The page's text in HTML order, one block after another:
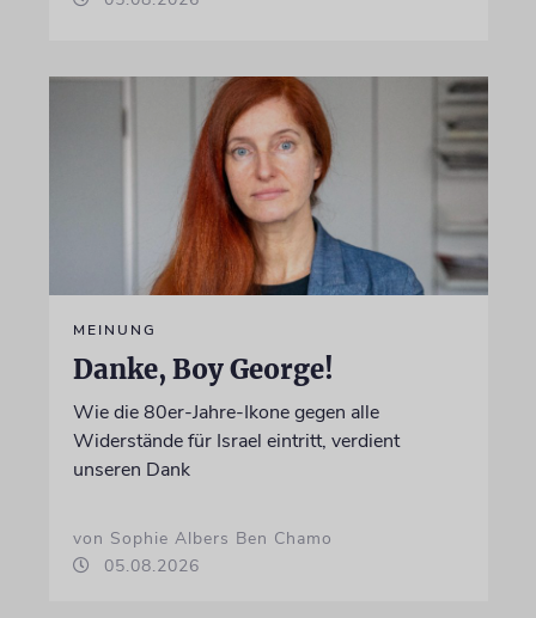
MEINUNG
Danke, Boy George!
Wie die 80er-Jahre-Ikone gegen alle
Widerstände für Israel eintritt, verdient
unseren Dank
von Sophie Albers Ben Chamo
05.08.2026